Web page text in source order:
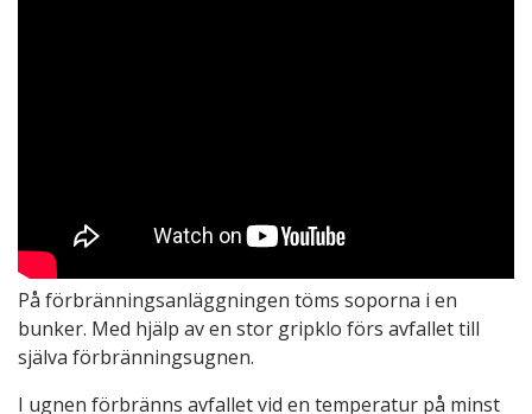
På förbränningsanläggningen töms soporna i en
bunker. Med hjälp av en stor gripklo förs avfallet till
själva förbränningsugnen.
I ugnen förbränns avfallet vid en temperatur på minst